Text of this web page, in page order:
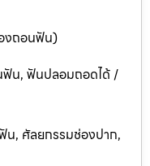
งถอนฟัน)
ฟัน, ฟันปลอมถอดได้ /
, ศัลยกรรมช่องปาก,